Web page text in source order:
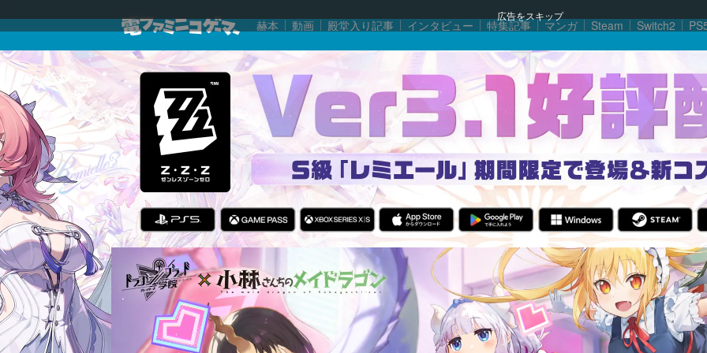
広告をスキップ
赫本 動画 殿堂入り記事 インタビュー 特集記事 マンガ Steam Switch2